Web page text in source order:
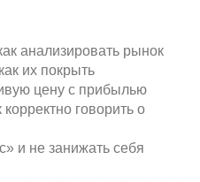
анализировать рынок
их покрыть
цену с прибылью
корректно говорить о
и не занижать себя